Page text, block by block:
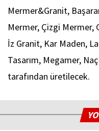
Mermer&Granit,
Mermer, Çizgi Mermer,
İz Granit, Kar Maden,
Tasarım, Megamer,
tarafından üretilecek.